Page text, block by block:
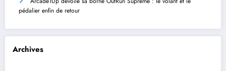
pédalier enfin de retour
Archives